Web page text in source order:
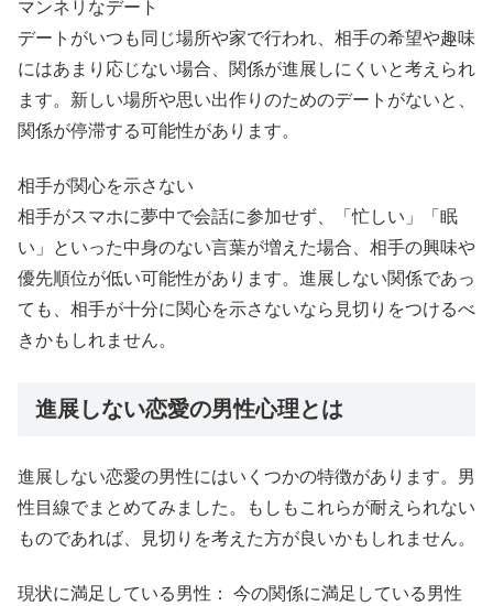
マンネリなデート
デートがいつも同じ場所や家で行われ、相手の希望や趣味
にはあまり応じない場合、関係が進展しにくいと考えられ
ます。新しい場所や思い出作りのためのデートがないと、
関係が停滞する可能性があります。
相手が関心を示さない
相手がスマホに夢中で会話に参加せず、「忙しい」「眠
い」といった中身のない言葉が増えた場合、相手の興味や
優先順位が低い可能性があります。進展しない関係であっ
ても、相手が十分に関心を示さないなら見切りをつけるべ
きかもしれません。
進展しない恋愛の男性心理とは
進展しない恋愛の男性にはいくつかの特徴があります。男
性目線でまとめてみました。もしもこれらが耐えられない
ものであれば、見切りを考えた方が良いかもしれません。
現状に満足している男性： 今の関係に満足している男性